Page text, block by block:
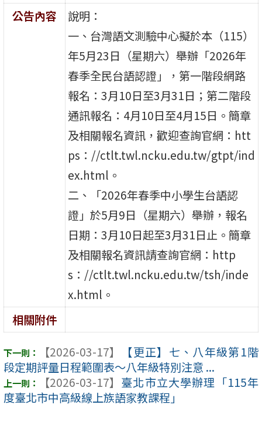
公告內容
說明：
一、台灣語文測驗中心擬於本（115）
年5月23日（星期六）舉辦「2026年
春季全民台語認證」，第一階段網路
報名：3月10日至3月31日；第二階段
通訊報名：4月10日至4月15日。簡章
及相關報名資訊，歡迎查詢官網：htt
ps：//ctlt.twl.ncku.edu.tw/gtpt/ind
ex.html。
二、「2026年春季中小學生台語認
證」於5月9日（星期六）舉辦，報名
日期：3月10日起至3月31日止。簡章
及相關報名資訊請查詢官網：http
s：//ctlt.twl.ncku.edu.tw/tsh/inde
x.html。
相關附件
【2026-03-17】
【更正】七、八年級第1階
段定期評量日程範圍表～八年級特別注意 ...
【2026-03-17】 臺北市立大學辦理「115年
度臺北市中高級線上族語家教課程」